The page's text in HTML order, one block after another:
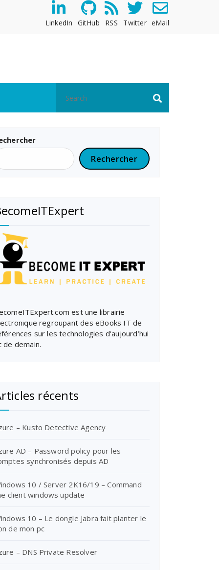
LinkedIn GitHub RSS Twitter eMail
Rechercher
est une librairie
regroupant des eBooks IT de
sur les technologies d’aujourd’hui
de demain.
récents
– Kusto Detective Agency
AD – Password policy pour les
synchronisés depuis AD
10 / Server 2K16/19 – Command
client windows update
10 – Le dongle Jabra fait planter le
de mon pc
– DNS Private Resolver